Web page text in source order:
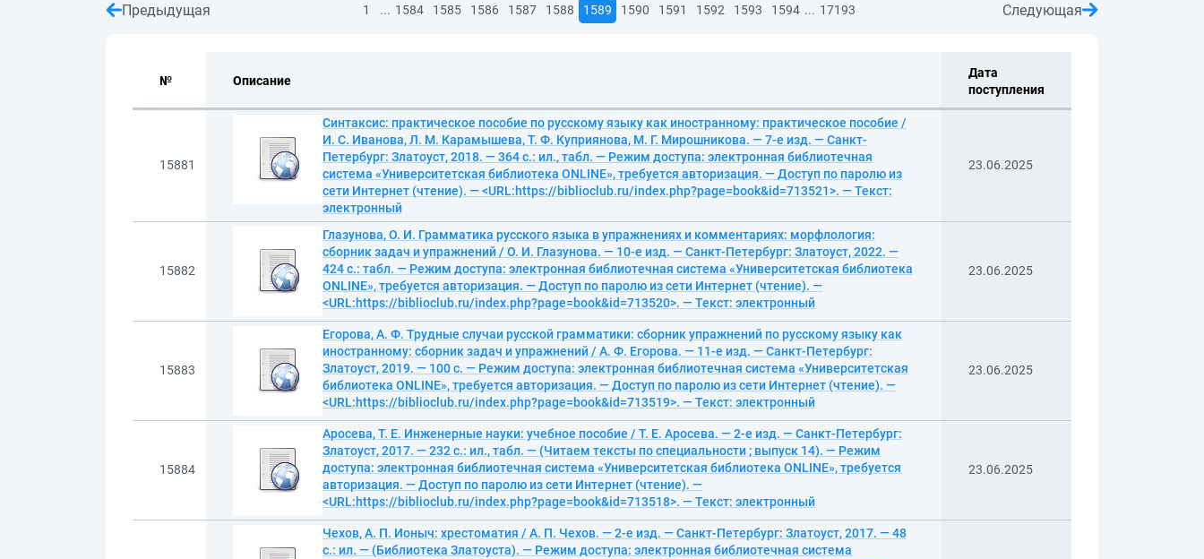
Предыдущая 1 ... 1584 1585 1586 1587 1588 1589 1590 1591 1592 1593 1594 ... 17193 Следующая
№ Описание
Дата
поступления
15881
Синтаксис: практическое пособие по русскому языку как иностранному: практическое пособие /
И. С. Иванова, Л. М. Карамышева, Т. Ф. Куприянова, М. Г. Мирошникова. — 7-е изд. — Санкт-
Петербург: Златоуст, 2018. — 364 с.: ил., табл. — Режим доступа: электронная библиотечная
система «Университетская библиотека ONLINE», требуется авторизация. — Доступ по паролю из
сети Интернет (чтение). — <URL:https://biblioclub.ru/index.php?page=book&id=713521>. — Текст:
электронный
23.06.2025
15882
Глазунова, О. И. Грамматика русского языка в упражнениях и комментариях: морфлология:
сборник задач и упражнений / О. И. Глазунова. — 10-е изд. — Санкт-Петербург: Златоуст, 2022. —
424 с.: табл. — Режим доступа: электронная библиотечная система «Университетская библиотека
ONLINE», требуется авторизация. — Доступ по паролю из сети Интернет (чтение). —
<URL:https://biblioclub.ru/index.php?page=book&id=713520>. — Текст: электронный
23.06.2025
15883
Егорова, А. Ф. Трудные случаи русской грамматики: сборник упражнений по русскому языку как
иностранному: сборник задач и упражнений / А. Ф. Егорова. — 11-е изд. — Санкт-Петербург:
Златоуст, 2019. — 100 с. — Режим доступа: электронная библиотечная система «Университетская
библиотека ONLINE», требуется авторизация. — Доступ по паролю из сети Интернет (чтение). —
<URL:https://biblioclub.ru/index.php?page=book&id=713519>. — Текст: электронный
23.06.2025
15884
Аросева, Т. Е. Инженерные науки: учебное пособие / Т. Е. Аросева. — 2-е изд. — Санкт-Петербург:
Златоуст, 2017. — 232 с.: ил., табл. — (Читаем тексты по специальности ; выпуск 14). — Режим
доступа: электронная библиотечная система «Университетская библиотека ONLINE», требуется
авторизация. — Доступ по паролю из сети Интернет (чтение). —
<URL:https://biblioclub.ru/index.php?page=book&id=713518>. — Текст: электронный
23.06.2025
Чехов, А. П. Ионыч: хрестоматия / А. П. Чехов. — 2-е изд. — Санкт-Петербург: Златоуст, 2017. — 48
с.: ил. — (Библиотека Златоуста). — Режим доступа: электронная библиотечная система